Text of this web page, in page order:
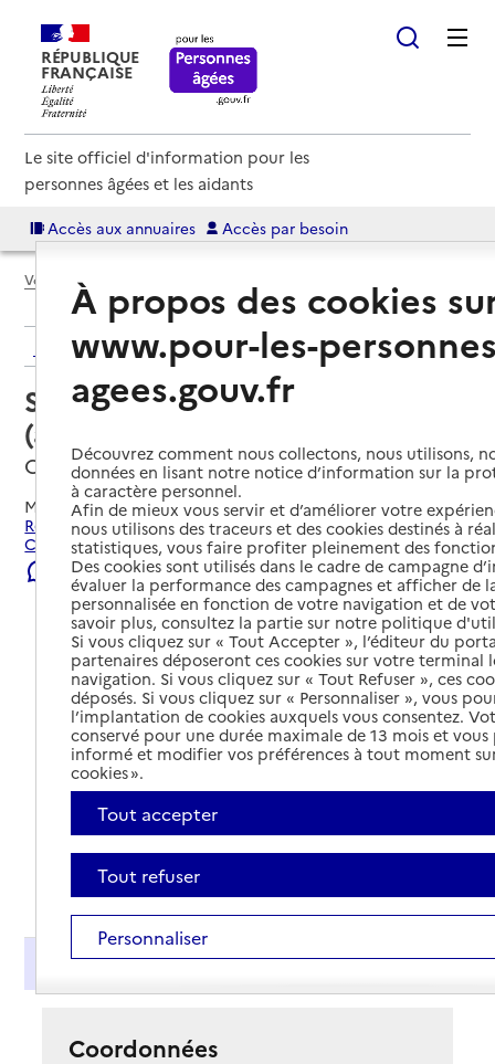
RÉPUBLIQUE
FRANÇAISE
Le site officiel d'information pour les
personnes âgées et les aidants
Accès aux annuaires Accès par besoin
Voir le fil d’Ariane
Retour aux résultats de l'annuaire
Service autonomie à domicile
(aide) – Services ADSMN
Châteauneuf-du-Faou, FINISTERE
Mis à jour le22/07/2026
Rechercher les établissements et services autour de
Châteauneuf-du-Faou.
Signaler une erreur
Présentation
Coordonnées
À propos des cookies
www.pour-les-
agees.gouv.fr
Découvrez comment nous collectons, nous utilisons,
données en lisant notre notice d’information sur la
à caractère personnel.
Afin de mieux vous servir et d’améliorer votre
nous utilisons des traceurs et des cookies destinés à
statistiques, vous faire profiter pleinement des
Des cookies sont utilisés dans le cadre de campagne
évaluer la performance des campagnes et afficher de
personnalisée en fonction de votre navigation et de
savoir plus, consultez la partie sur notre politique
Si vous cliquez sur « Tout Accepter », l’éditeur du
partenaires déposeront ces cookies sur votre terminal
navigation. Si vous cliquez sur « Tout Refuser », ces
déposés. Si vous cliquez sur « Personnaliser », vous
l’implantation de cookies auxquels vous consentez.
conservé pour une durée maximale de 13 mois et
informé et modifier vos préférences à tout moment
cookies ».
Tout accepter
Tout refuser
Personnaliser